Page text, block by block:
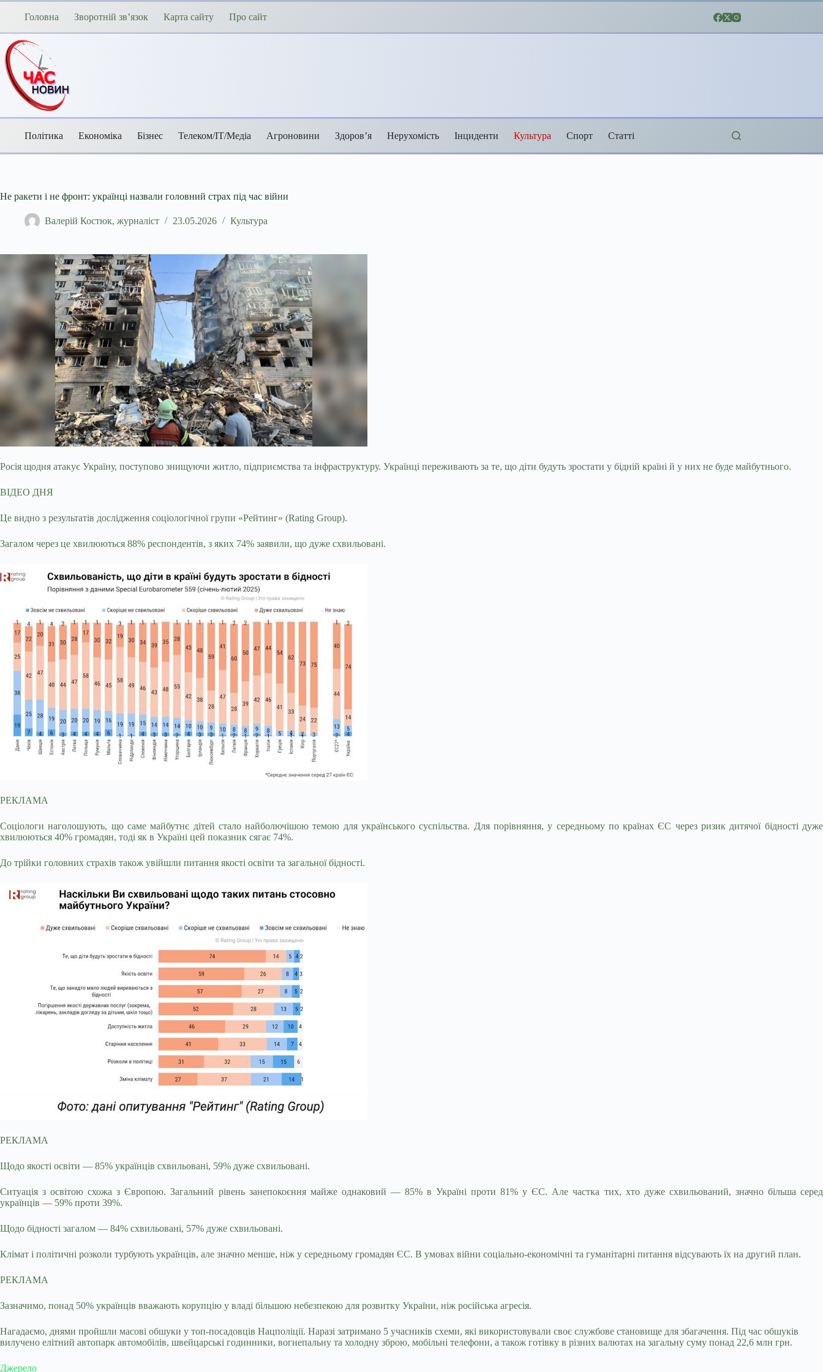
Перейти
Головна Зворотній зв’язок Карта сайту Про сайт
Політика Економіка Бізнес Телеком/ІТ/Медіа Агроновини Здоров’я Нерухомість Інциденти Культура Спорт Статті
Не ракети і не фронт: українці назвали головний страх під час війни
Валерій Костюк, журналіст 23.05.2026 Культура
Росія щодня атакує Україну, поступово знищуючи житло, підприємства та інфраструктуру. Українці переживають за те, що діти будуть зростати у бідній країні й у них не буде майбутнього.
ВІДЕО ДНЯ
Це видно з результатів дослідження соціологічної групи «Рейтинг» (Rating Group).
Загалом через це хвилюються 88% респондентів, з яких 74% заявили, що дуже схвильовані.
РЕКЛАМА
Соціологи наголошують, що саме майбутнє дітей стало найболючішою темою для українського суспільства. Для порівняння, у середньому по країнах ЄС через ризик дитячої бідності дуже
хвилюються 40% громадян, тоді як в Україні цей показник сягає 74%.
До трійки головних страхів також увійшли питання якості освіти та загальної бідності.
РЕКЛАМА
Щодо якості освіти — 85% українців схвильовані, 59% дуже схвильовані.
Ситуація з освітою схожа з Європою. Загальний рівень занепокоєння майже однаковий — 85% в Україні проти 81% у ЄС. Але частка тих, хто дуже схвильований, значно більша серед
українців — 59% проти 39%.
Щодо бідності загалом — 84% схвильовані, 57% дуже схвильовані.
Клімат і політичні розколи турбують українців, але значно менше, ніж у середньому громадян ЄС. В умовах війни соціально-економічні та гуманітарні питання відсувають їх на другий план.
РЕКЛАМА
Зазначимо, понад 50% українців вважають корупцію у владі більшою небезпекою для розвитку України, ніж російська агресія.
Нагадаємо, днями пройшли масові обшуки у топ-посадовців Нацполіції. Наразі затримано 5 учасників схеми, які використовували своє службове становище для збагачення. Під час обшуків
вилучено елітний автопарк автомобілів, швейцарські годинники, вогнепальну та холодну зброю, мобільні телефони, а також готівку в різних валютах на загальну суму понад 22,6 млн грн.
Джерело